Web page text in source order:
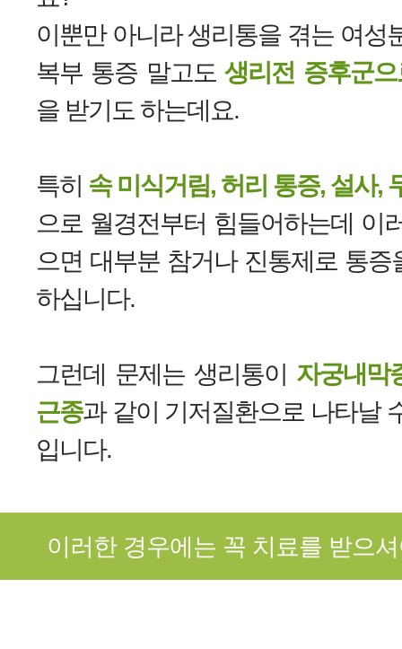
이뿐만 아니라 생리통을 겪는 여성
복부 통증 말고도생리전 증후군
을 받기도 하는데요.
특히 속 미식거림, 허리 통증, 설사,
으로 월경전부터 힘들어하는데 이
으면 대부분 참거나 진통제로 통증
하십니다.
그런데 문제는 생리통이 자궁내막
근종과 같이 기저질환으로 나타날
입니다.
이러한 경우에는 꼭 치료를 받으